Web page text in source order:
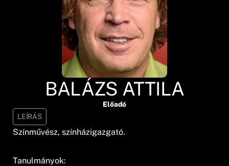
BALÁZS ATTILA
Előadó
LEÍRÁS
Színművész, színházigazgató.
Tanulmányok: